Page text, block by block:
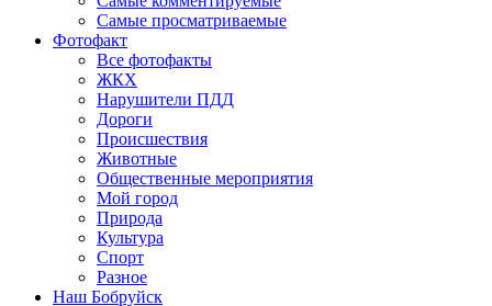
Самые просматриваемые
Фотофакт
Все фотофакты
ЖКХ
Нарушители ПДД
Дороги
Происшествия
Животные
Общественные мероприятия
Мой город
Природа
Культура
Спорт
Разное
Наш Бобруйск